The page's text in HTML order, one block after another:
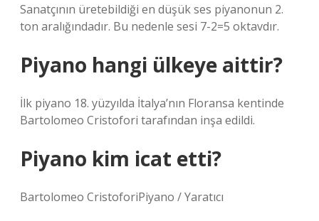
Sanatçının üretebildiği en düşük ses piyanonun 2.
ton aralığındadır. Bu nedenle sesi 7-2=5 oktavdır.
Piyano hangi ülkeye aittir?
İlk piyano 18. yüzyılda İtalya’nın Floransa kentinde
Bartolomeo Cristofori tarafından inşa edildi.
Piyano kim icat etti?
Bartolomeo CristoforiPiyano / Yaratıcı